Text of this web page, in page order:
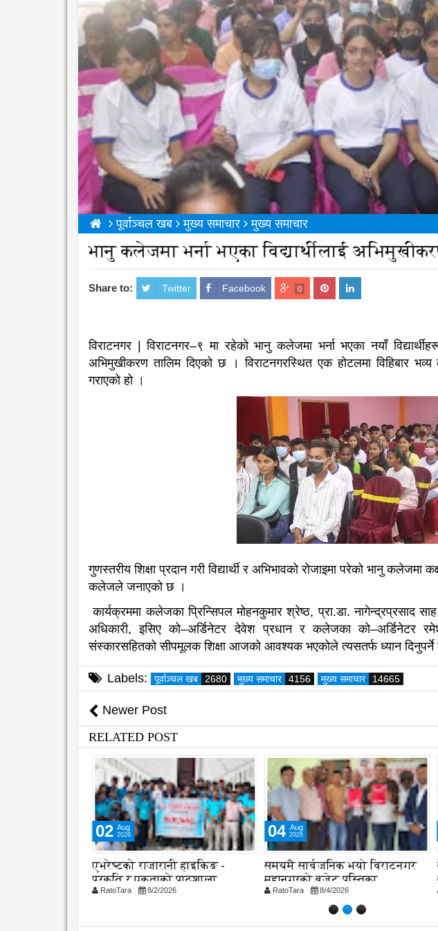
पूर्वाञ्चल खब मुख्य समाचार मुख्य समाचार
भानु कलेजमा भर्ना भएका विद्यार्थीलाई
Share to: Twitter Facebook 0
विराटनगर | विराटनगर–९ मा रहेको भानु कलेजमा भर्ना भएका नयाँ
अभिमुखीकरण तालिम दिएको छ । विराटनगरस्थित एक होटलमा विहिबार
गराएको हो ।
गुणस्तरीय शिक्षा प्रदान गरी विद्यार्थी र अभिभावको रोजाइमा परेको भानु कलेजमा
कलेजले जनाएको छ ।
कार्यक्रममा कलेजका प्रिन्सिपल मोहनकुमार श्रेष्ठ, प्रा.डा. नागेन्द्रप्रसाद
अधिकारी, इसिए को–अर्डिनेटर देवेश प्रधान र कलेजका को–अर्डिनेटर
संस्कारसहितको सीपमूलक शिक्षा आजको आवश्यक भएकोले त्यसतर्फ ध्यान दिनुपर्ने
Labels: पूर्वाञ्चल खब 2680 मुख्य समाचार 4156 मुख्य समाचार 14665
Newer Post
RELATED POST
02 Aug
2026
एभरेष्टको राजारानी हाइकिङ -
प्रकृति र एकताको पाठशाला
RatoTara 8/2/2026
04 Aug
2026
समयमै सार्वजनिक भयो विराटनगर
महानगरको बजेट पुस्तिका,
कार्यान्वयन प्रक्रिया पनि सुरु
RatoTara 8/4/2026